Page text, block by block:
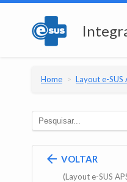
Home Layout e-SUS APS
VOLTAR
(Layout e-SUS